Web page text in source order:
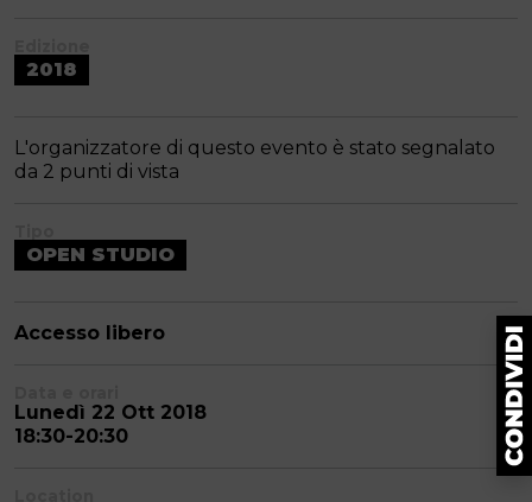
2018
L'organizzatore di questo evento è stato segnalato
da 2 punti di vista
OPEN STUDIO
Accesso libero
Lunedì 22 Ott 2018
18:30-20:30